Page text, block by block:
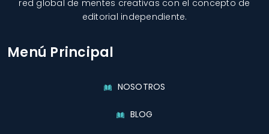
red global de mentes creativas con el concepto de
editorial independiente.
Menú Principal
NOSOTROS
BLOG